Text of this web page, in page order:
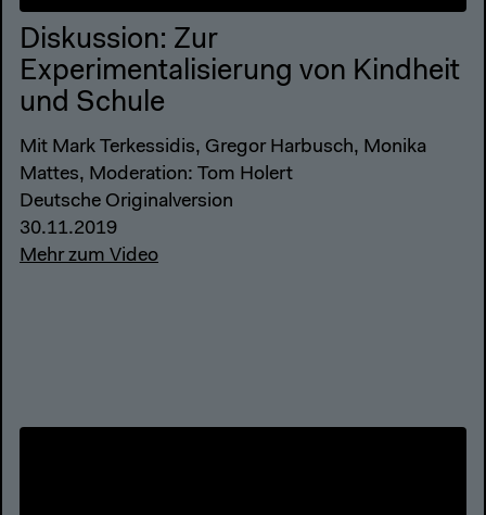
Diskussion: Zur
Experimentalisierung von Kindheit
und Schule
Mit Mark Terkessidis, Gregor Harbusch, Monika
Mattes, Moderation: Tom Holert
Deutsche Originalversion
30.11.2019
Mehr zum Video